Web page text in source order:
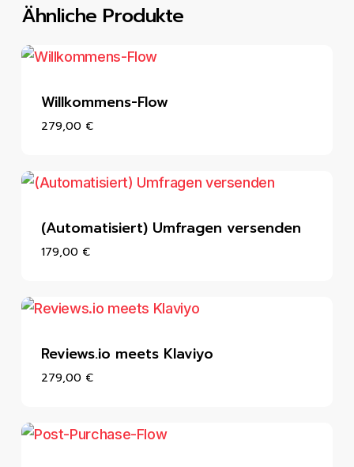
Ähnliche Produkte
Willkommens-Flow
279,00 €
(Automatisiert) Umfragen versenden
179,00 €
Reviews.io meets Klaviyo
279,00 €